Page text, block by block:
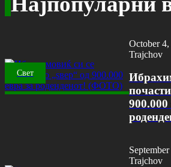
Свет
October
Trajchov
900.000
Trajchov